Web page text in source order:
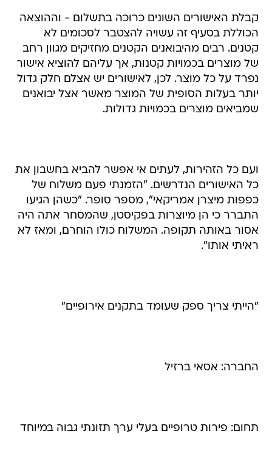
קבלת האישורים השונים כרוכה בתשלום - וההוצאה
הכוללת בסעיף זה עשויה להצטבר לסכומים לא
קטנים. רבים מהיבואנים הקטנים מחזיקים מגוון רחב
של מוצרים בכמויות קטנות, אך עליהם להוציא אישור
נפרד על כל מוצר. לכן, לאישורים יש אצלם חלק גדול
יותר בעלות הסופית של המוצר מאשר אצל יבואנים
שמביאים מוצרים בכמויות גדולות.
ועם כל הזהירות, לעתים אי אפשר להביא בחשבון את
כל האישורים הנדרשים. "הזמנתי פעם משלוח של
כפפות מיצרן אמריקאי", מספר סופר. "כשהן הגיעו
התברר כי הן מיוצרות בפקיסטן, שהמסחר אתה היה
אסור באותה תקופה. המשלוח כולו הוחרם, ומאז לא
ראיתי אותו".
"הייתי צריך ספק שעומד בתקנים אירופיים"
החברה: אסאי ברזיל
תחום: פירות טרופיים בעלי ערך תזונתי גבוה במיוחד